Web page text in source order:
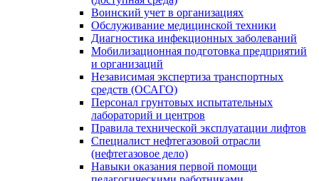
Воинский учет в организациях
Обслуживание медицинской техники
Диагностика инфекционных заболеваний
Мобилизационная подготовка предприятий
и организаций
Независимая экспертиза транспортных
средств (ОСАГО)
Персонал грунтовых испытательных
лабораторий и центров
Правила технической эксплуатации лифтов
Специалист нефтегазовой отрасли
(нефтегазовое дело)
Навыки оказания первой помощи